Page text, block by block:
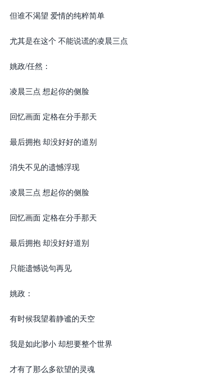
但谁不渴望 爱情的纯粹简单
尤其是在这个 不能说谎的凌晨三点
姚政/任然：
凌晨三点 想起你的侧脸
回忆画面 定格在分手那天
最后拥抱 却没好好的道别
消失不见的遗憾浮现
凌晨三点 想起你的侧脸
回忆画面 定格在分手那天
最后拥抱 却没好好道别
只能遗憾说句再见
姚政：
有时候我望着静谧的天空
我是如此渺小 却想要整个世界
才有了那么多欲望的灵魂